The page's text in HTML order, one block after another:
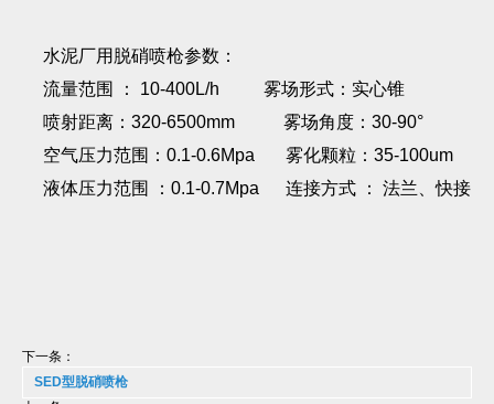
水泥厂用脱硝喷枪参数：
流量范围 ： 10-400L/h 雾场形式：实心锥
喷射距离：320-6500mm 雾场角度：30-90°
空气压力范围：0.1-0.6Mpa 雾化颗粒：35-100um
液体压力范围 ：0.1-0.7Mpa 连接方式 ： 法兰、快接
下一条：
SED型脱硝喷枪